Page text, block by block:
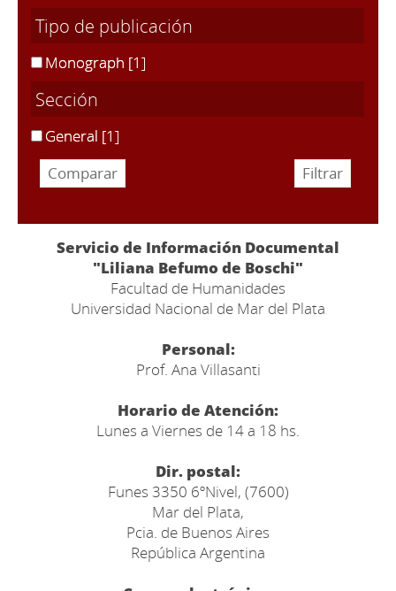
Tipo de publicación
Monograph [1]
Sección
General [1]
Servicio de Información Documental
"Liliana Befumo de Boschi"
Facultad de Humanidades
Universidad Nacional de Mar del Plata
Personal:
Prof. Ana Villasanti
Horario de Atención:
Lunes a Viernes de 14 a 18 hs.
Dir. postal:
Funes 3350 6ºNivel, (7600)
Mar del Plata,
Pcia. de Buenos Aires
República Argentina